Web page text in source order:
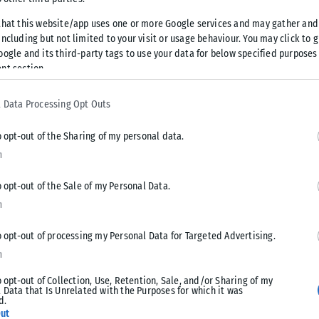
this website/app uses one or more Google services and may gather
but not limited to your visit or usage behaviour. You may click to
and its third-party tags to use your data for below specified
section.
Data Processing Opt Outs
opt-out of the Sharing of my personal data.
opt-out of the Sale of my Personal Data.
opt-out of processing my Personal Data for Targeted Advertising.
opt-out of Collection, Use, Retention, Sale, and/or Sharing of my
Data that Is Unrelated with the Purposes for which it was
τηςΥποδιεύθυνσης
Χώρους της Διεύθυνσης Ασφαλείας
σε βάρος ατόμων
σωματική βλάβη από κοινού, απόπειρα επικίνδυνης
από κοινού, διατάραξη της κοινής ειρήνης
φωτοβολίδων και πυροτεχνημάτων και παράβαση
αρχές Φεβρουαρίου του 2023, εντόςαστικού
περιοχή της
σημείο.